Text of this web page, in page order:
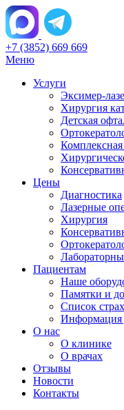
+7 (3852) 669 669
Меню
Услуги
Эксимер-
Хирургия
Детская
Комплексная
Цены
Диагностика
Лазерные
Хирургия
Пациентам
Наше
Памятки и
Список
Информация
О нас
О клинике
О врачах
Отзывы
Новости
Контакты